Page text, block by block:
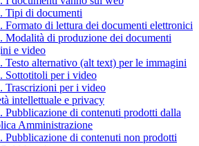
Tipi di documenti
Formato di lettura dei documenti elettronici
Modalità di produzione dei documenti
e video
Testo alternativo (alt text) per le immagini
Sottotitoli per i video
Trascrizioni per i video
intellettuale e privacy
Pubblicazione di contenuti prodotti dalla
Amministrazione
Pubblicazione di contenuti non prodotti